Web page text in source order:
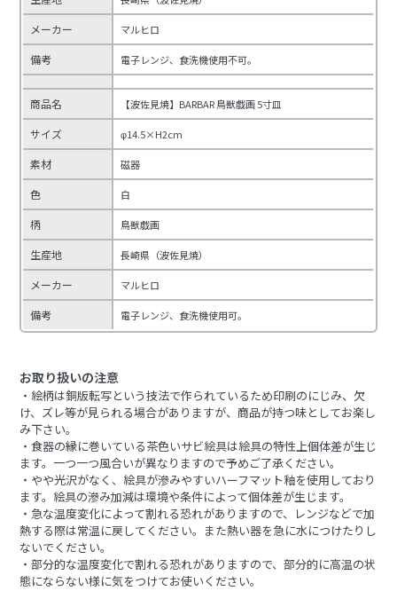
メーカー マルヒロ
備考 電子レンジ、食洗機使用不可。
商品名 【波佐見焼】BARBAR 鳥獣戯画 5寸皿
サイズ φ14.5×H2cm
素材 磁器
色 白
柄 鳥獣戯画
生産地 長崎県（波佐見焼）
メーカー マルヒロ
備考 電子レンジ、食洗機使用可。
お取り扱いの注意
・絵柄は銅版転写という技法で作られているため印刷のにじみ、欠
け、ズレ等が見られる場合がありますが、商品が持つ味としてお楽し
み下さい。
・食器の縁に巻いている茶色いサビ絵具は絵具の特性上個体差が生じ
ます。一つ一つ風合いが異なりますので予めご了承ください。
・やや光沢がなく、絵具が滲みやすいハーフマット釉を使用しており
ます。絵具の滲み加減は環境や条件によって個体差が生じます。
・急な温度変化によって割れる恐れがありますので、レンジなどで加
熱する際は常温に戻してください。また熱い器を急に水につけたりし
ないでください。
・部分的な温度変化で割れる恐れがありますので、部分的に高温の状
態にならない様に気をつけてお使いください。